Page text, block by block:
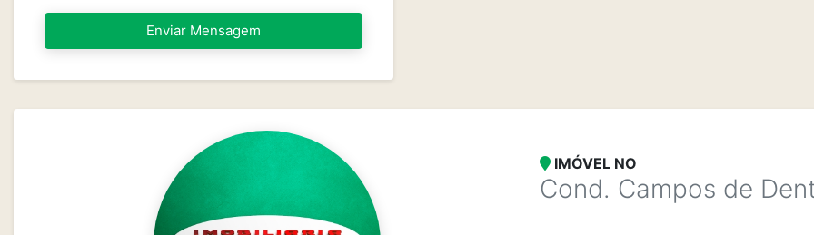
Enviar Mensagem
IMÓVEL NO
Cond. Campos de